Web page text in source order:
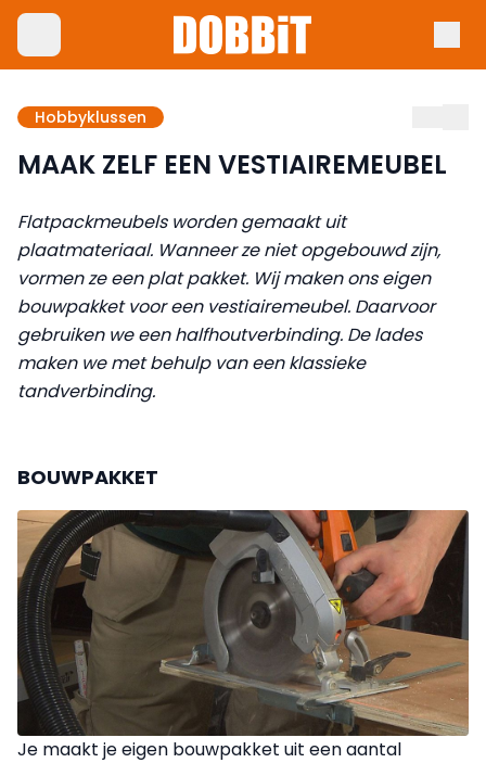
Hobbyklussen
MAAK ZELF EEN VESTIAIREMEUBEL
Flatpackmeubels worden gemaakt uit
plaatmateriaal. Wanneer ze niet opgebouwd zijn,
vormen ze een plat pakket. Wij maken ons eigen
bouwpakket voor een vestiairemeubel. Daarvoor
gebruiken we een halfhout­verbinding. De lades
maken we met behulp van een klassieke
tandverbinding.
BOUWPAKKET
Je maakt je eigen bouwpakket uit een aantal